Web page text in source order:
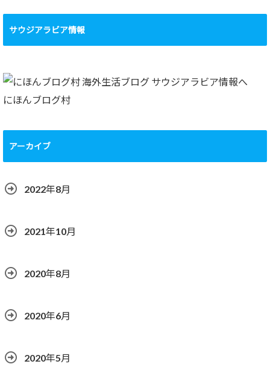
サウジアラビア情報
にほんブログ村
アーカイブ
2022年8月
2021年10月
2020年8月
2020年6月
2020年5月